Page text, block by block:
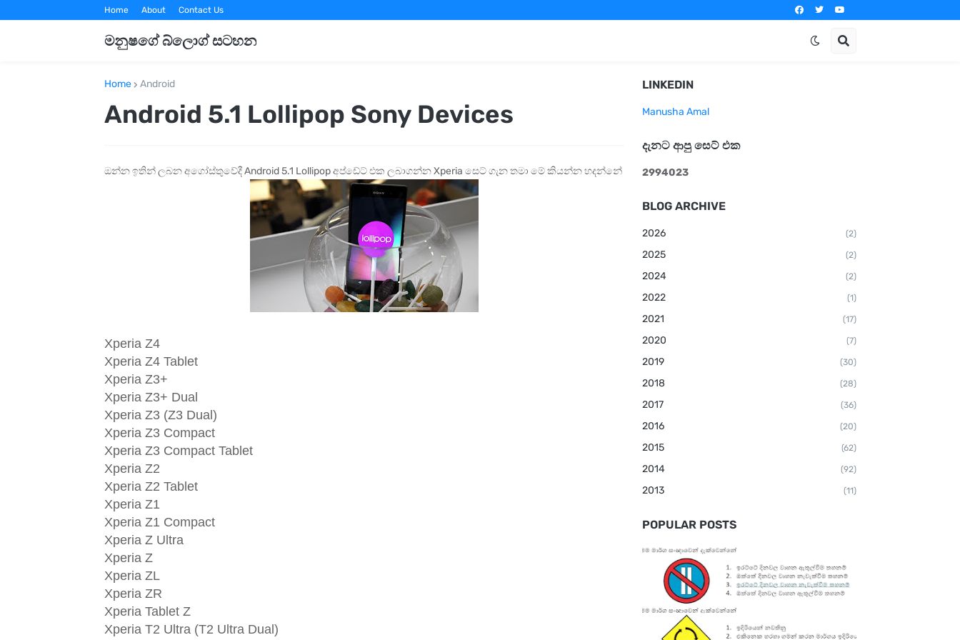
Home About Contact Us
මනුෂගේ බ්ලොග් සටහන
Home Android
Android 5.1 Lollipop Sony Devices
ඔන්න ඉතින් ලබන අගෝස්තුවේදී Android 5.1 Lollipop අප්ඩේට් එක ලබාගන්න Xperia සෙට් ගැන තමා මේ කියන්න හදන්නේ
Xperia Z4
Xperia Z4 Tablet
Xperia Z3+
Xperia Z3+ Dual
Xperia Z3 (Z3 Dual)
Xperia Z3 Compact
Xperia Z3 Compact Tablet
Xperia Z2
Xperia Z2 Tablet
Xperia Z1
Xperia Z1 Compact
Xperia Z Ultra
Xperia Z
Xperia ZL
Xperia ZR
Xperia Tablet Z
Xperia T2 Ultra (T2 Ultra Dual)
LINKEDIN
Manusha Amal
දැනට ආපු සෙට් එක
2994023
BLOG ARCHIVE
2026 (2)
2025 (2)
2024 (2)
2022 (1)
2021 (17)
2020 (7)
2019 (30)
2018 (28)
2017 (36)
2016 (20)
2015 (62)
2014 (92)
2013 (11)
POPULAR POSTS